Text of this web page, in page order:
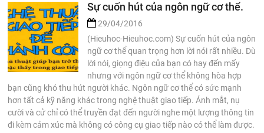
Sự cuốn hút của ngôn ngữ cơ thể.
29/04/2016
(Hieuhoc-Hieuhoc.com) Sự cuốn hút của ngôn
ngữ cơ thể quan trọng hơn lời nói rất nhiều. Dù
lời nói, giọng điệu của bạn có hay đến mấy
nhưng với ngôn ngữ cơ thể không hòa hợp
bạn cũng khó thu hút người khác. Ngôn ngữ cơ thể có sức mạnh
hơn tất cả kỹ năng khác trong nghệ thuật giao tiếp. Ánh mắt, nụ
cười và cử chỉ có thể truyền đạt đến người nghe một lượng thông tin
đi kèm cảm xúc mà không có công cụ giao tiếp nào có thể làm được.